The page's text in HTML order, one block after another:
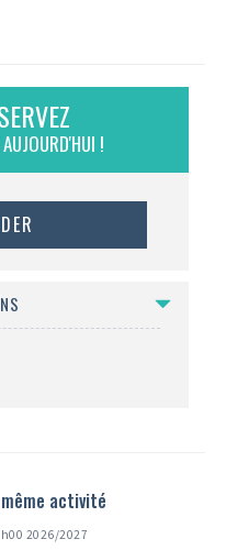
!
activité
2026/2027